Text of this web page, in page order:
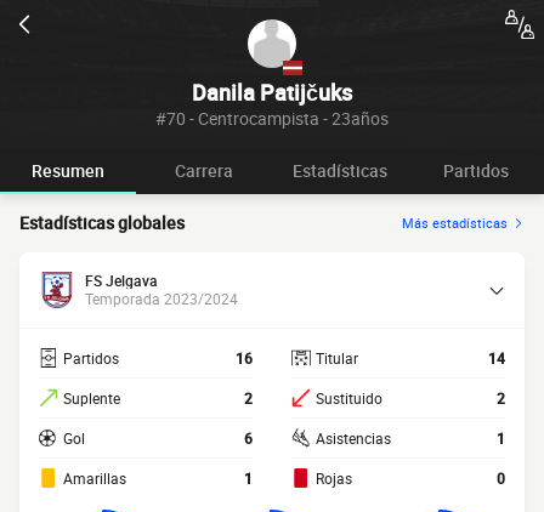
Danila Patijčuks
#70 - Centrocampista - 23años
Resumen Carrera Estadísticas Partidos
Estadísticas globales Más estadísticas
FS Jelgava
Temporada 2023/2024
Partidos 16
Suplente 2
Gol 6
Amarillas 1
Titular 14
Sustituido 2
Asistencias 1
Rojas 0